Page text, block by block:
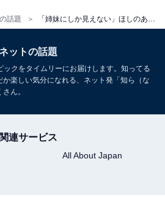
話題
ットの話題
ックをタイムリーにお届けします。知ってる
楽しい気分になれる、ネット発「知ら（な
ん。
関連サービス
All About Japan